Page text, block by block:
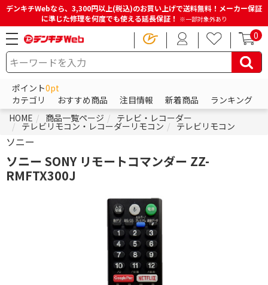
デンキチWebなら、3,300円以上(税込)のお買い上げで送料無料！メーカー保証
に準じた修理を何度でも使える延長保証！ ※一部対象外あり
0
ポイント0pt
カテゴリ
おすすめ商品 注目情報 新着商品
ランキング
HOME
商品一覧ページ テレビ・レコーダー
テレビリモコン・レコーダーリモコン テレビリモコン
ソニー
ソニー SONY リモートコマンダー ZZ-
RMFTX300J